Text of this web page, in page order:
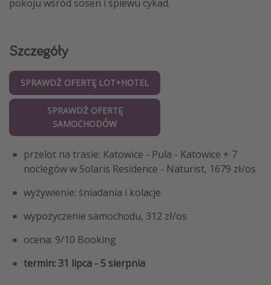
pokoju wśród sosen i śpiewu cykad.
Szczegóły
SPRAWDŹ OFERTĘ LOT+HOTEL
SPRAWDŹ OFERTĘ
SAMOCHODÓW
przelot na trasie: Katowice - Pula - Katowice + 7
noclegów w Solaris Residence - Naturist, 1679 zł/os
wyżywienie: śniadania i kolacje
wypożyczenie samochodu, 312 zł/os
ocena: 9/10 Booking
termin: 31 lipca - 5 sierpnia